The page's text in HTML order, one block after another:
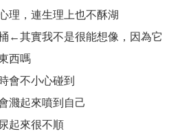
理，連生理上也不酥湖
←其實我不是很能想像，因為它
西嗎
會不小心碰到
濺起來噴到自己
起來很不順